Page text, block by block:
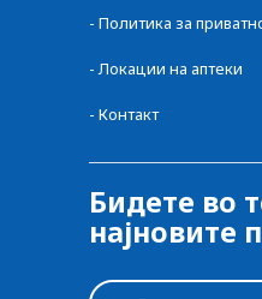
- Политика за
-Локации на аптеки
- Контакт
Бидете во
најновите